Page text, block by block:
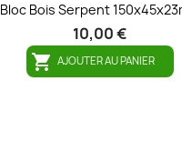
Bloc Bois Serpent
10,00 €
 AJOUTER AU PANIER